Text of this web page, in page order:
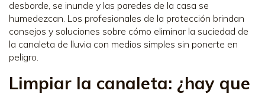
desborde, se inunde y las paredes de la casa se
humedezcan. Los profesionales de la protección brindan
consejos y soluciones sobre cómo eliminar la suciedad de
la canaleta de lluvia con medios simples sin ponerte en
peligro.
Limpiar la canaleta: ¿hay que